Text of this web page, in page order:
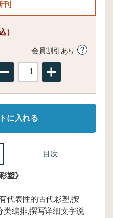
刊
）
会員割引あり
に入れる
目次
塑》
代表性的古代彩塑,按
类编排,撰写详细文字说